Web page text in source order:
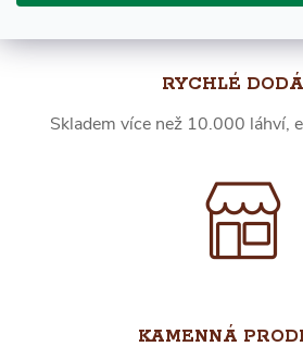
RYCHLÉ
Skladem více než 10.000 láhví,
KAMENNÁ